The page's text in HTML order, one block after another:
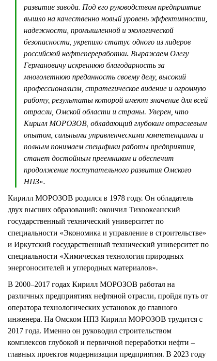
развитие завода. Под его руководством предприятие
вышло на качественно новый уровень эффективности,
надежности, промышленной и экологической
безопасности, укрепило статус одного из лидеров
российской нефтепереработки. Выражаем Олегу
Германовичу искреннюю благодарность за
многолетнюю преданность своему делу, высокий
профессионализм, стратегическое видение и огромную
работу, результаты которой имеют значение для всей
отрасли, Омской области и страны. Уверен, что
Кирилл МОРОЗОВ, обладающий глубоким отраслевым
опытом, сильными управленческими компетенциями и
полным понимаем специфики работы предприятия,
станет достойным преемником и обеспечит
продолжение поступательного развития Омского
НПЗ».
Кирилл МОРОЗОВ родился в 1978 году. Он обладатель
двух высших образований: окончил Тихоокеанский
государственный технический университет по
специальности «Экономика и управление в строительстве»
и Иркутский государственный технический университет по
специальности «Химическая технология природных
энергоносителей и углеродных материалов».
В 2000–2017 годах Кирилл МОРОЗОВ работал на
различных предприятиях нефтяной отрасли, пройдя путь от
оператора технологических установок до главного
инженера. На Омском НПЗ Кирилл МОРОЗОВ трудится с
2017 года. Именно он руководил строительством
комплексов глубокой и первичной переработки нефти –
главных проектов модернизации предприятия. В 2023 году